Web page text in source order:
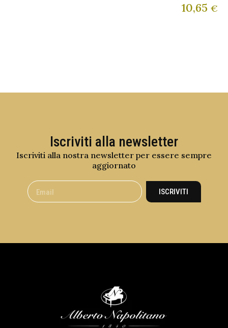
10,65 €
Iscriviti alla newsletter
Iscriviti alla nostra newsletter per essere sempre
aggiornato
ISCRIVITI